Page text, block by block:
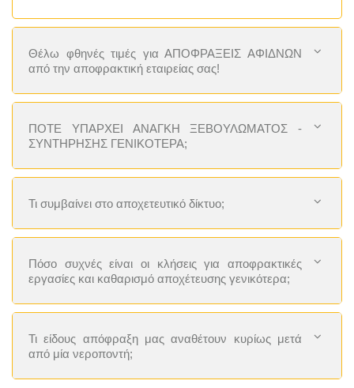
Θέλω φθηνές τιμές για ΑΠΟΦΡΑΞΕΙΣ ΑΦΙΔΝΩΝ
από την αποφρακτική εταιρείας σας!
ΠΟΤΕ ΥΠΑΡΧΕΙ ΑΝΑΓΚΗ ΞΕΒΟΥΛΩΜΑΤΟΣ -
ΣΥΝΤΗΡΗΣΗΣ ΓΕΝΙΚΟΤΕΡΑ;
Τι συμβαίνει στο αποχετευτικό δίκτυο;
Πόσο συχνές είναι οι κλήσεις για αποφρακτικές
εργασίες και καθαρισμό αποχέτευσης γενικότερα;
Τι είδους απόφραξη μας αναθέτουν κυρίως μετά
από μία νεροποντή;